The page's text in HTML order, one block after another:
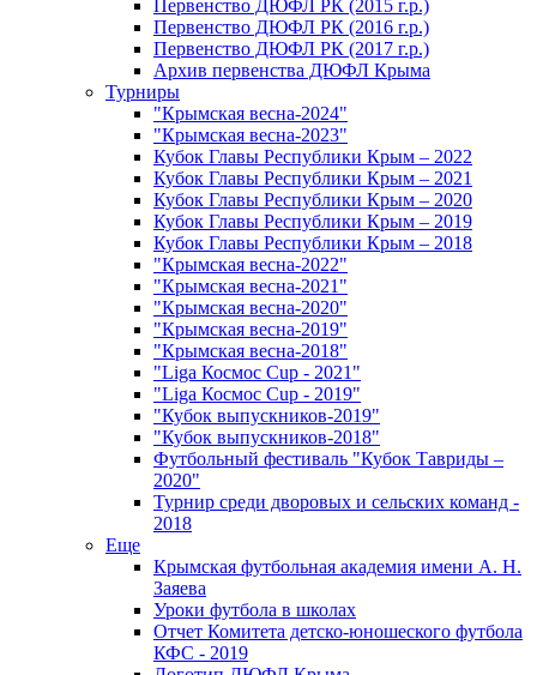
Первенство ДЮФЛ РК (2015 г.р.)
Первенство ДЮФЛ РК (2016 г.р.)
Первенство ДЮФЛ РК (2017 г.р.)
Архив первенства ДЮФЛ Крыма
Турниры
"Крымская весна-2024"
"Крымская весна-2023"
Кубок Главы Республики Крым – 2022
Кубок Главы Республики Крым – 2021
Кубок Главы Республики Крым – 2020
Кубок Главы Республики Крым – 2019
Кубок Главы Республики Крым – 2018
"Крымская весна-2022"
"Крымская весна-2021"
"Крымская весна-2020"
"Крымская весна-2019"
"Крымская весна-2018"
"Liga Космос Cup - 2021"
"Liga Космос Cup - 2019"
"Кубок выпускников-2019"
"Кубок выпускников-2018"
Футбольный фестиваль "Кубок Тавриды –
2020"
Турнир среди дворовых и сельских команд -
2018
Еще
Крымская футбольная академия имени А. Н.
Заяева
Уроки футбола в школах
Отчет Комитета детско-юношеского футбола
КФС - 2019